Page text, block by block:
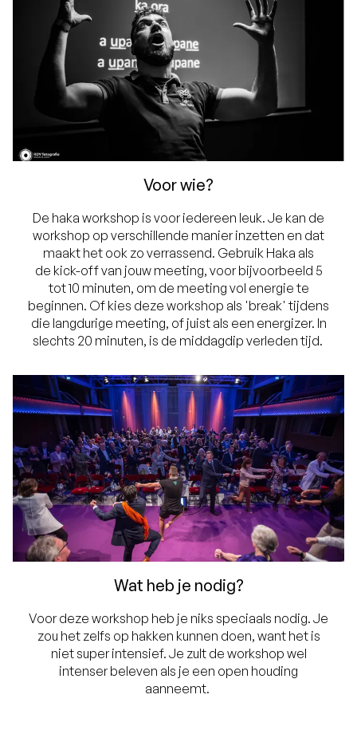
Voor wie?
De haka workshop is voor iedereen leuk. Je kan de
workshop op verschillende manier inzetten en dat
maakt het ook zo verrassend. Gebruik Haka als
de kick-off van jouw meeting, voor bijvoorbeeld 5
tot 10 minuten, om de meeting vol energie te
beginnen. Of kies deze workshop als 'break' tijdens
die langdurige meeting, of juist als een energizer. In
slechts 20 minuten, is de middagdip verleden tijd.
Wat heb je nodig?
Voor deze workshop heb je niks speciaals nodig. Je
zou het zelfs op hakken kunnen doen, want het is
niet super intensief. Je zult de workshop wel
intenser beleven als je een open houding
aanneemt.